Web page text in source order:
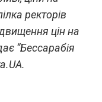
ректорів
цін на
“Бессарабія